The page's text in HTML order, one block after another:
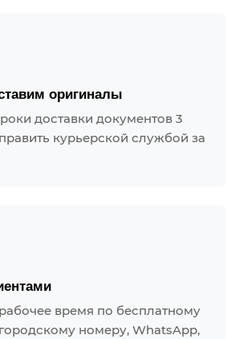
оригиналы
доставки документов 3
курьерской службой за
время по бесплатному
номеру, WhatsApp,